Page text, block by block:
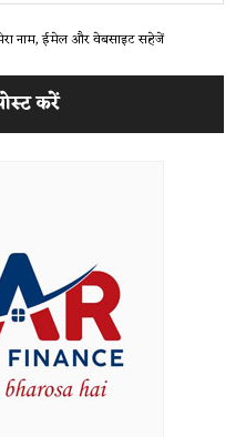
नाम, ईमेल और वेबसाइट सहेजें